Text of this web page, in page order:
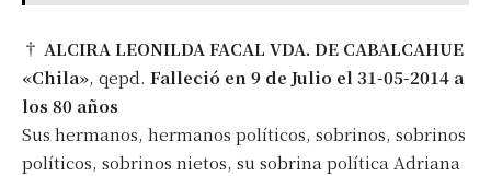
† ALCIRA LEONILDA FACAL VDA. DE CABALCAHUE
«Chila», qepd. Falleció en 9 de Julio el 31-05-2014 a
los 80 años
Sus hermanos, hermanos políticos, sobrinos, sobrinos
políticos, sobrinos nietos, su sobrina política Adriana